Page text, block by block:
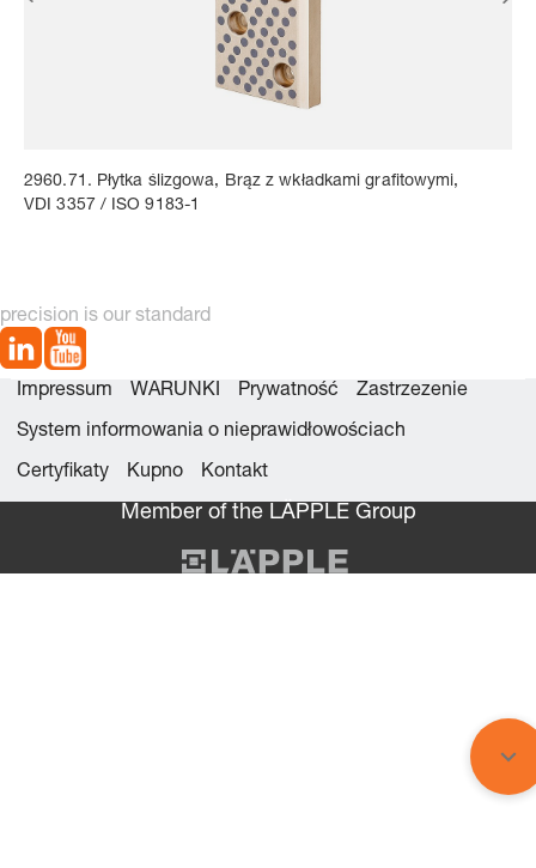
2960.71. Płytka ślizgowa, Brąz z wkładkami grafitowymi,
VDI 3357 / ISO 9183-1
precision is our standard
Impressum WARUNKI Prywatność Zastrzezenie
System informowania o nieprawidłowościach
Certyfikaty Kupno Kontakt
Member of the LÄPPLE Group